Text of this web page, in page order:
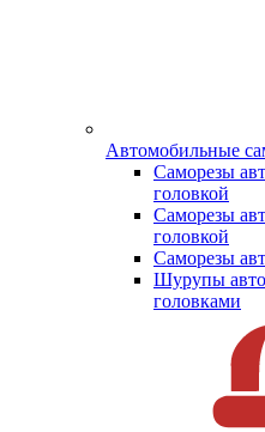
Автомобильные
Саморезы
головкой
Саморезы
головкой
Саморезы
Шурупы
головками